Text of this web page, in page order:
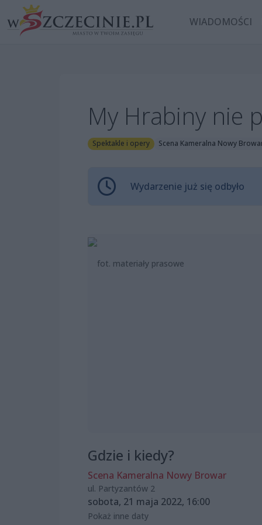
WIADOMOŚCI
My Hrabiny nie
Spektakle i opery Scena Kameralna Nowy
Wydarzenie już się odbyło
fot. materiały prasowe
Gdzie i kiedy?
Scena Kameralna Nowy Browar
ul. Partyzantów 2
sobota, 21 maja 2022, 16:00
Pokaż inne daty